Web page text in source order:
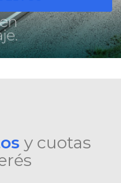
y cuotas